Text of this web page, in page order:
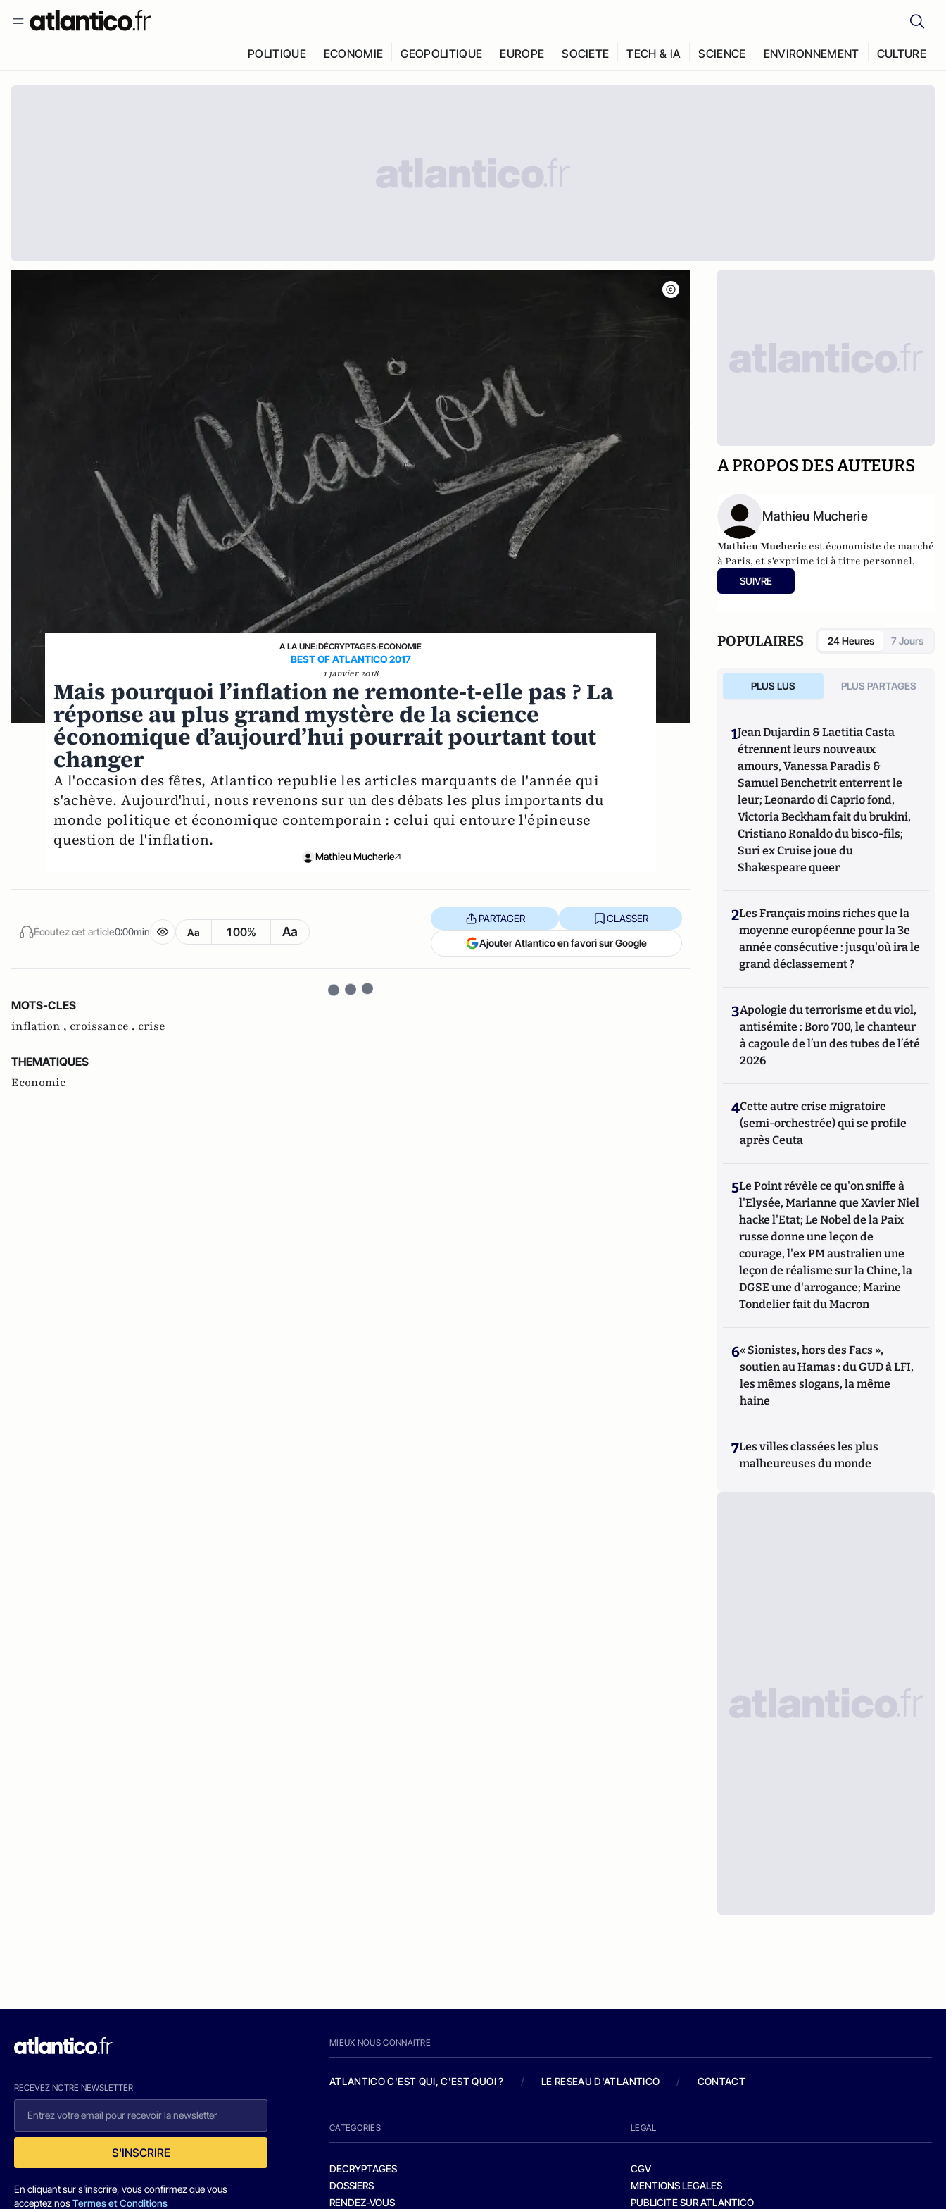
POLITIQUE ECONOMIE GEOPOLITIQUE EUROPE SOCIETE TECH & IA SCIENCE ENVIRONNEMENT CULTURE
A LA UNE›DÉCRYPTAGES›ECONOMIE
BEST OF ATLANTICO 2017
1 janvier 2018
Mais pourquoi l’inflation ne remonte-t-elle pas ? La
réponse au plus grand mystère de la science
économique d’aujourd’hui pourrait pourtant tout
changer
A l'occasion des fêtes, Atlantico republie les articles marquants de l'année qui
s'achève. Aujourd'hui, nous revenons sur un des débats les plus importants du
monde politique et économique contemporain : celui qui entoure l'épineuse
question de l'inflation.
Mathieu Mucherie
Écoutez cet article0:00min Aa 100% Aa
PARTAGER CLASSER
Ajouter Atlantico en favori sur Google
MOTS-CLES
inflation , croissance , crise
THEMATIQUES
Economie
A PROPOS DES AUTEURS
Mathieu Mucherie
Mathieu Mucherie est économiste de marché
à Paris, et s'exprime ici à titre personnel.
SUIVRE
POPULAIRES 24 Heures 7 Jours
PLUS LUS PLUS PARTAGES
1Jean Dujardin & Laetitia Casta
étrennent leurs nouveaux
amours, Vanessa Paradis &
Samuel Benchetrit enterrent le
leur; Leonardo di Caprio fond,
Victoria Beckham fait du brukini,
Cristiano Ronaldo du bisco-fils;
Suri ex Cruise joue du
Shakespeare queer
2Les Français moins riches que la
moyenne européenne pour la 3e
année consécutive : jusqu'où ira le
grand déclassement ?
3Apologie du terrorisme et du viol,
antisémite : Boro 700, le chanteur
à cagoule de l’un des tubes de l’été
2026
4Cette autre crise migratoire
(semi-orchestrée) qui se profile
après Ceuta
5Le Point révèle ce qu'on sniffe à
l'Elysée, Marianne que Xavier Niel
hacke l'Etat; Le Nobel de la Paix
russe donne une leçon de
courage, l'ex PM australien une
leçon de réalisme sur la Chine, la
DGSE une d'arrogance; Marine
Tondelier fait du Macron
6« Sionistes, hors des Facs »,
soutien au Hamas : du GUD à LFI,
les mêmes slogans, la même
haine
7Les villes classées les plus
malheureuses du monde
RECEVEZ NOTRE NEWSLETTER
S'INSCRIRE
En cliquant sur s'inscrire, vous confirmez que vous
acceptez nosTermes et Conditions
MIEUX NOUS CONNAITRE
ATLANTICO C'EST QUI, C'EST QUOI ? / LE RESEAU D'ATLANTICO / CONTACT
CATEGORIES
DECRYPTAGES
DOSSIERS
RENDEZ-VOUS
LEGAL
CGV
MENTIONS LEGALES
PUBLICITE SUR ATLANTICO